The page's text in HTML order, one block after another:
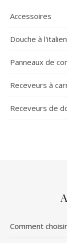
Accessoires
Douche à
Panneaux de
Receveurs à
Receveurs de
Comment